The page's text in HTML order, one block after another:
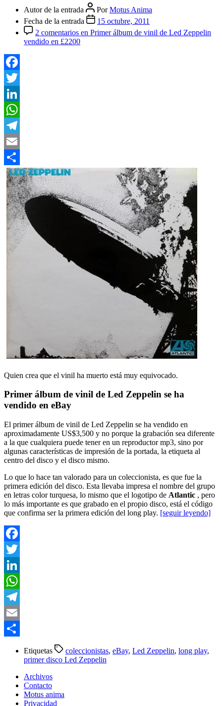
Autor de la entrada PorMotus Anima
Fecha de la entrada
15 octubre, 2011
2 comentarios en Primer álbum de vinil de Led Zeppelin
vendido en £2200
Facebook
Twitter
LinkedIn
WhatsApp
Telegram
Email
Compartir
Quien crea que el vinil ha muerto está muy equivocado.
Primer álbum de vinil de Led Zeppelin se ha
vendido en eBay
El primer álbum de vinil de Led Zeppelin se ha vendido en
aproximadamente US$3,500 y no porque la grabación sea diferente
a la que cualquiera puede tener en un reproductor mp3, sino por
algunas características de impresión de la portada, la etiqueta al
centro del disco y el disco mismo.
Lo que lo hace tan valorado para un coleccionista, es que fue la
primera edición del disco. Esta llevaba impresa el nombre del grupo
en letras color turquesa, lo mismo que el logotipo de Atlantic , pero
lo más importante es que grabado en el propio disco, está el código
que confirma ser la primera edición del long play. [seguir leyendo]
Facebook
Twitter
LinkedIn
WhatsApp
Telegram
Email
Etiquetas coleccionistas, eBay, Led Zeppelin, long play,
primer disco Led Zeppelin
Archivos
Contacto
Motus anima
Privacidad